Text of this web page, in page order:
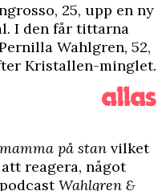
25, upp en ny
I den får tittarna
Wahlgren, 52,
Kristallen-minglet.
på stan vilket
reagera, något
Wahlgren &